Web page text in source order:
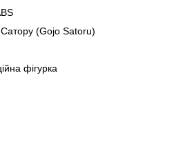
(Gojo Satoru)
фігурка